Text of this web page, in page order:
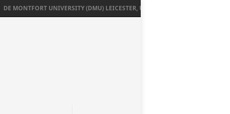
DE MONTFORT UNIVERSITY (DMU) LEICESTER, UK เรียนต่ออังกฤษ SEPTEMBER 2026